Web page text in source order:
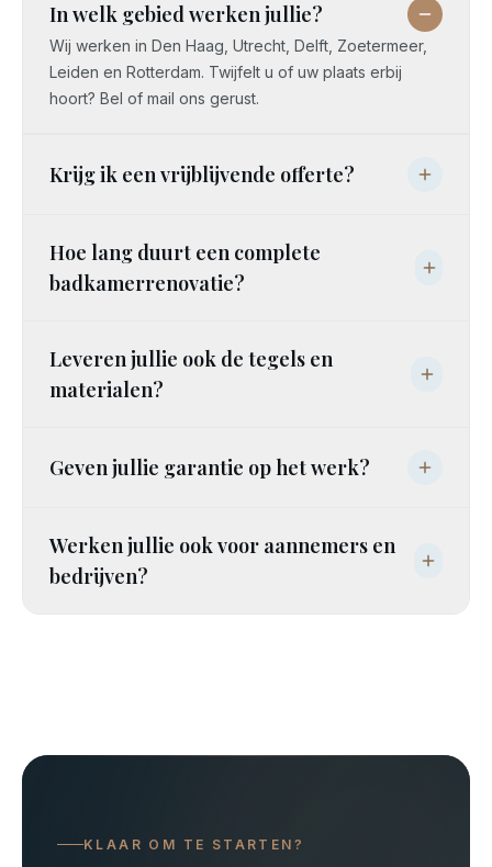
In welk gebied werken jullie?
Wij werken in Den Haag, Utrecht, Delft, Zoetermeer,
Leiden en Rotterdam. Twijfelt u of uw plaats erbij
hoort? Bel of mail ons gerust.
Krijg ik een vrijblijvende offerte?
Hoe lang duurt een complete
badkamerrenovatie?
Leveren jullie ook de tegels en
materialen?
Geven jullie garantie op het werk?
Werken jullie ook voor aannemers en
bedrijven?
KLAAR OM TE STARTEN?